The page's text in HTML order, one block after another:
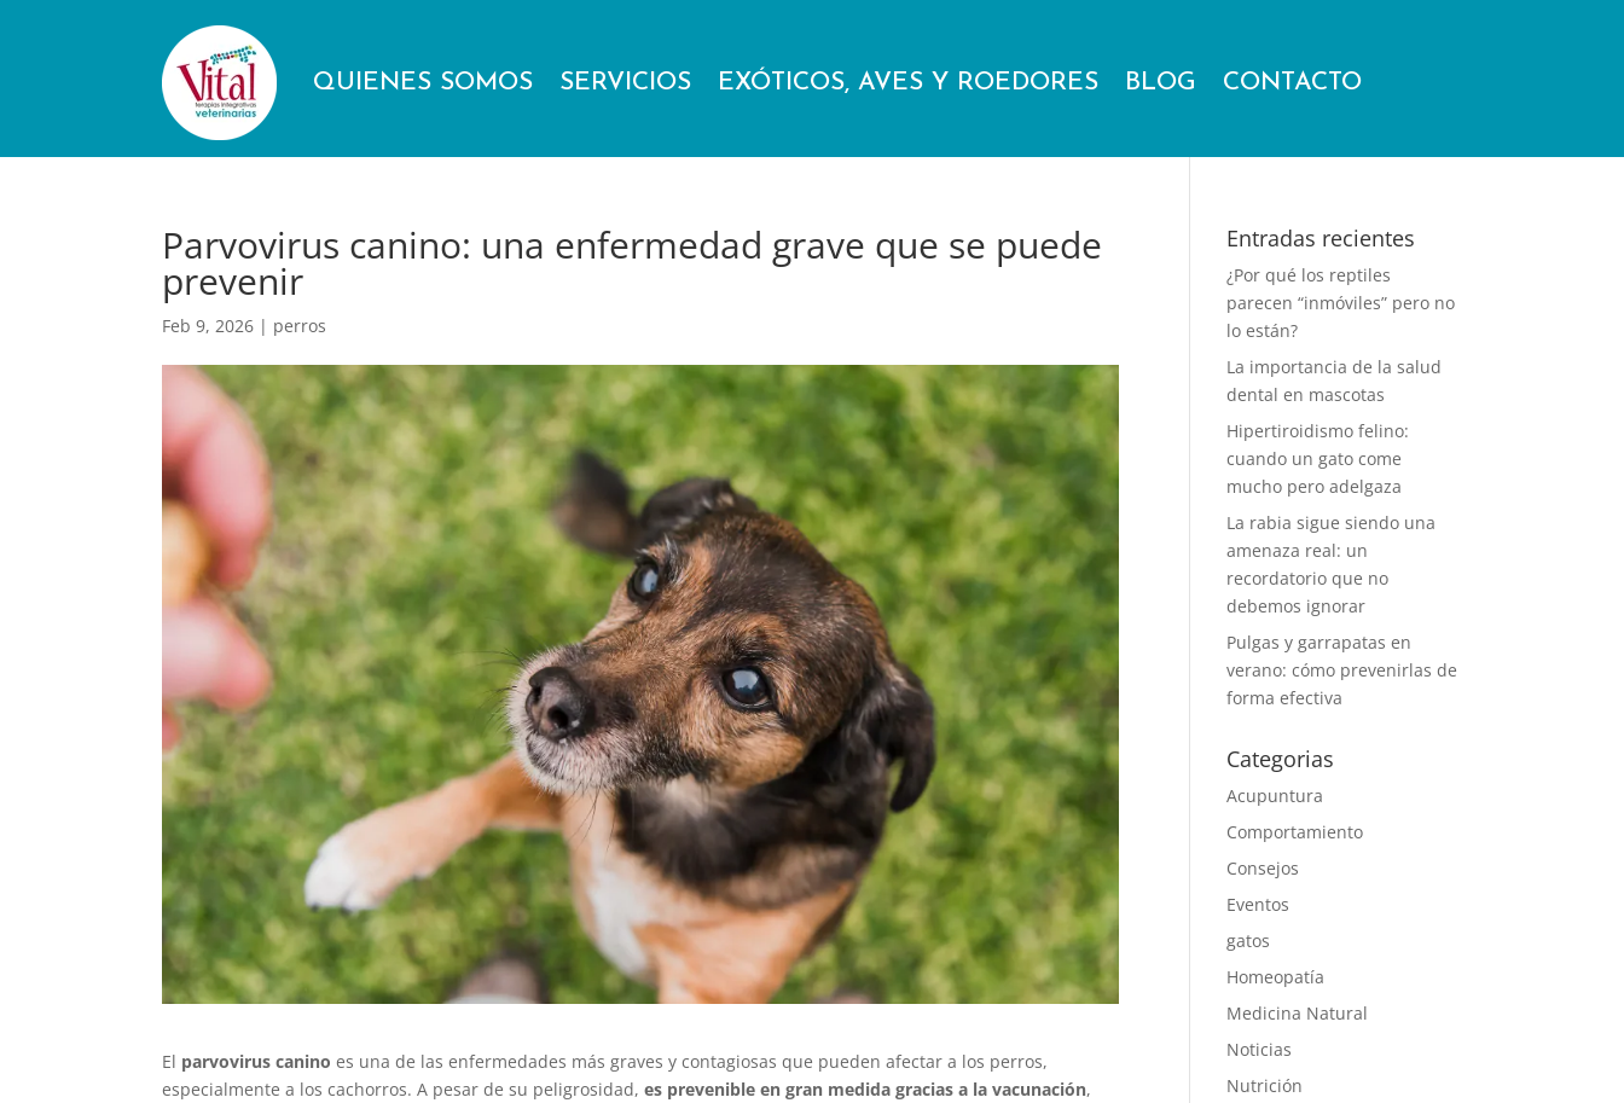
QUIENES SOMOS SERVICIOS EXÓTICOS, AVES Y ROEDORES BLOG CONTACTO
Parvovirus canino: una enfermedad grave que se puede
prevenir
Feb 9, 2026 | perros
El parvovirus canino es una de las enfermedades más graves y contagiosas que pueden afectar a los perros,
especialmente a los cachorros. A pesar de su peligrosidad,es prevenible en gran medida gracias a la vacunación,
Entradas recientes
¿Por qué los reptiles
parecen “inmóviles” pero no
lo están?
La importancia de la salud
dental en mascotas
Hipertiroidismo felino:
cuando un gato come
mucho pero adelgaza
La rabia sigue siendo una
amenaza real: un
recordatorio que no
debemos ignorar
Pulgas y garrapatas en
verano: cómo prevenirlas de
forma efectiva
Categorias
Acupuntura
Comportamiento
Consejos
Eventos
gatos
Homeopatía
Medicina Natural
Noticias
Nutrición